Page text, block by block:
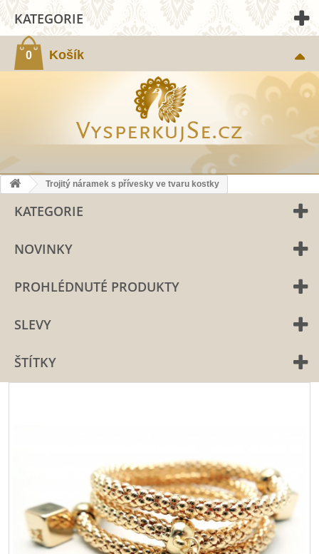
0 Košík
KATEGORIE
Trojitý náramek s přívesky ve tvaru kostky
KATEGORIE
NOVINKY
PROHLÉDNUTÉ PRODUKTY
SLEVY
ŠTÍTKY